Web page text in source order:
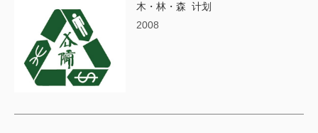
木・林・森 计划
2008